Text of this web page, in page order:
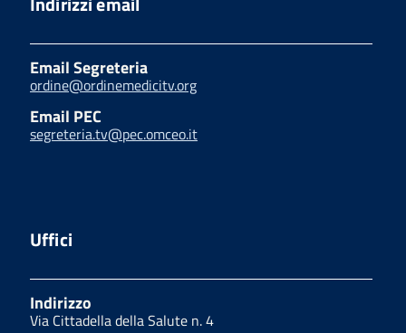
Email Segreteria
ordine@ordinemedicitv.org
Email PEC
segreteria.tv@pec.omceo.it
Uffici
Indirizzo
Via Cittadella della Salute n. 4